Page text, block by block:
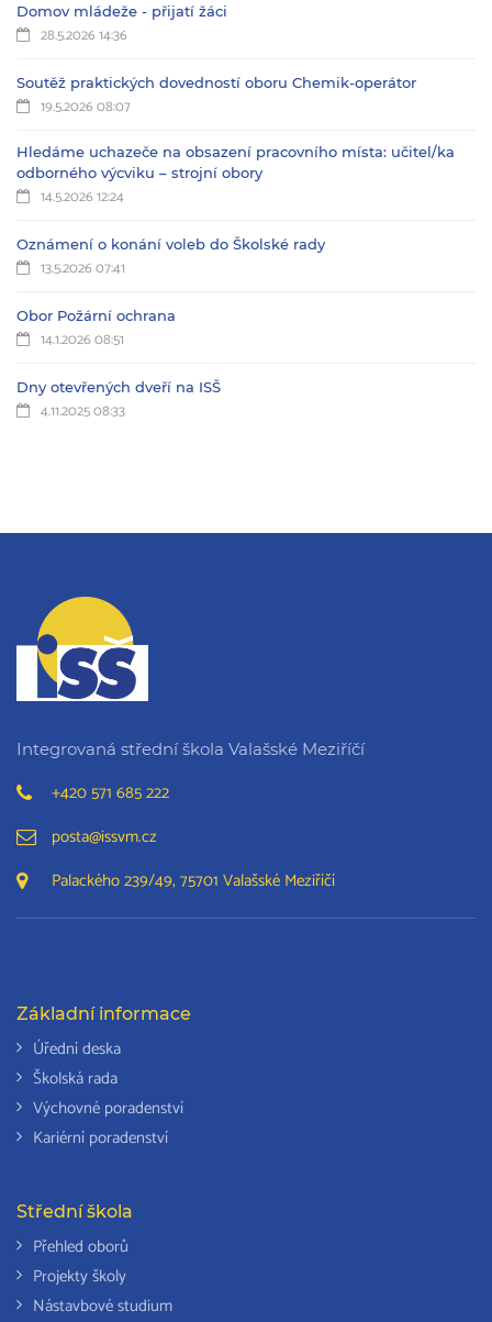
Domov mládeže - přijatí žáci
28.5.2026 14:36
Soutěž praktických dovedností oboru Chemik-operátor
19.5.2026 08:07
Hledáme uchazeče na obsazení pracovního místa: učitel/ka
odborného výcviku – strojní obory
14.5.2026 12:24
Oznámení o konání voleb do Školské rady
13.5.2026 07:41
Obor Požární ochrana
14.1.2026 08:51
Dny otevřených dveří na ISŠ
4.11.2025 08:33
Integrovaná střední škola Valašské Meziříčí
+420 571 685 222
posta@issvm.cz
Palackého 239/49, 75701 Valašské Meziříčí
Základní informace
Úřední deska
Školská rada
Výchovné poradenství
Kariérní poradenství
Střední škola
Přehled oborů
Projekty školy
Nástavbové studium